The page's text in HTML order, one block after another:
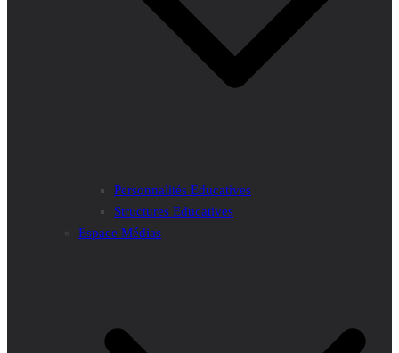
Personnalités Educatives
Structures Educatives
Espace Médias